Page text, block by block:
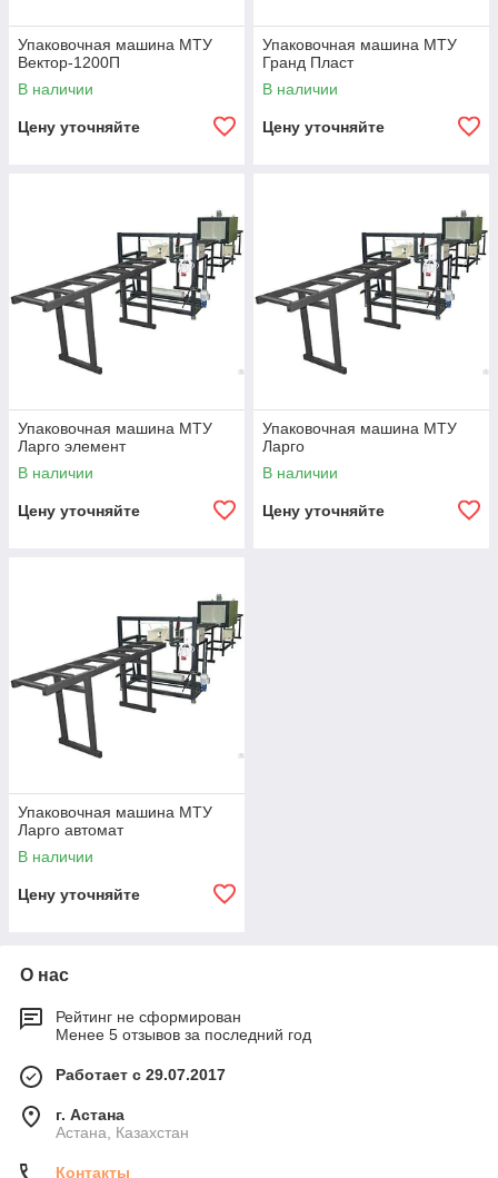
Упаковочная машина МТУ
Вектор-1200П
В наличии
Цену уточняйте
Упаковочная машина МТУ
Гранд Пласт
В наличии
Цену уточняйте
Упаковочная машина МТУ
Ларго элемент
В наличии
Цену уточняйте
Упаковочная машина МТУ
Ларго
В наличии
Цену уточняйте
Упаковочная машина МТУ
Ларго автомат
В наличии
Цену уточняйте
О нас
Рейтинг не сформирован
Менее 5 отзывов за последний год
Работает с 29.07.2017
г. Астана
Астана, Казахстан
Контакты